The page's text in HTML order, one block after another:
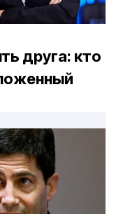
друга: кто